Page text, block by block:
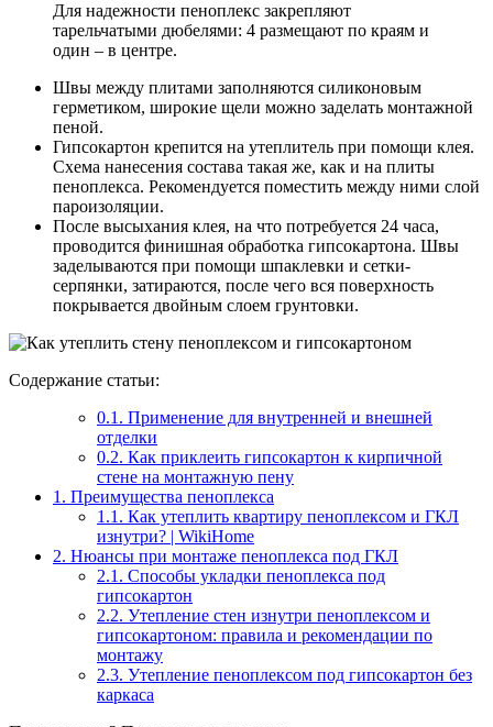
Для надежности пеноплекс закрепляют
тарельчатыми дюбелями: 4 размещают по краям и
один – в центре.
Швы между плитами заполняются силиконовым
герметиком, широкие щели можно заделать монтажной
пеной.
Гипсокартон крепится на утеплитель при помощи клея.
Схема нанесения состава такая же, как и на плиты
пеноплекса. Рекомендуется поместить между ними слой
пароизоляции.
После высыхания клея, на что потребуется 24 часа,
проводится финишная обработка гипсокартона. Швы
заделываются при помощи шпаклевки и сетки-
серпянки, затираются, после чего вся поверхность
покрывается двойным слоем грунтовки.
Содержание статьи:
0.1. Применение для внутренней и внешней
отделки
0.2. Как приклеить гипсокартон к кирпичной
стене на монтажную пену
1. Преимущества пеноплекса
1.1. Как утеплить квартиру пеноплексом и ГКЛ
изнутри? | WikiHome
2. Нюансы при монтаже пеноплекса под ГКЛ
2.1. Способы укладки пеноплекса под
гипсокартон
2.2. Утепление стен изнутри пеноплексом и
гипсокартоном: правила и рекомендации по
монтажу
2.3. Утепление пеноплексом под гипсокартон без
каркаса